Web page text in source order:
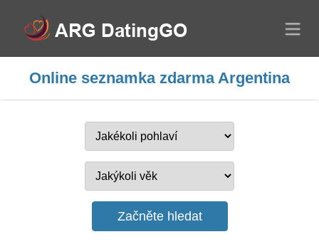
Online seznamka zdarma Argentina